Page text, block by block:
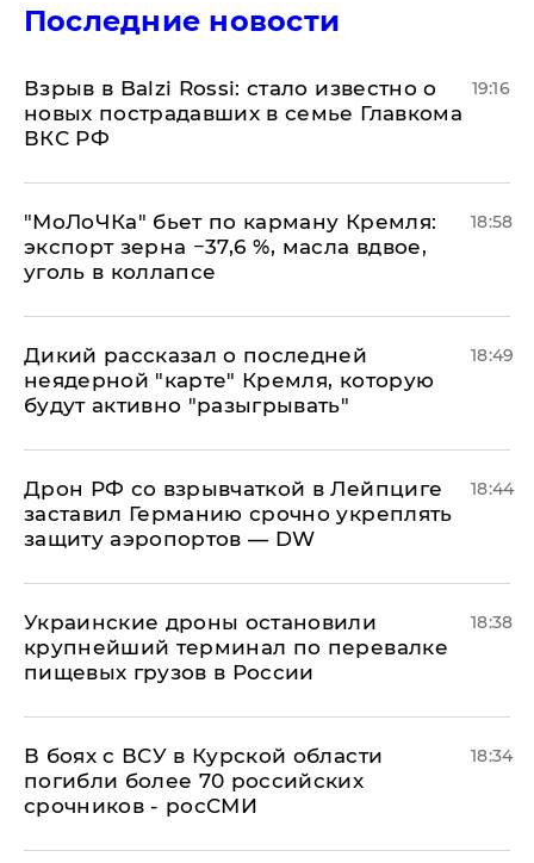
Последние новости
Взрыв в Balzi Rossi: стало известно о
новых пострадавших в семье Главкома
ВКС РФ
19:16
​"МоЛоЧКа" бьет по карману Кремля:
экспорт зерна −37,6 %, масла вдвое,
уголь в коллапсе
18:58
Дикий рассказал о последней
неядерной "карте" Кремля, которую
будут активно "разыгрывать"
18:49
​Дрон РФ со взрывчаткой в Лейпциге
заставил Германию срочно укреплять
защиту аэропортов — DW
18:44
Украинские дроны остановили
крупнейший терминал по перевалке
пищевых грузов в России
18:38
В боях с ВСУ в Курской области
погибли более 70 российских
срочников - росСМИ
18:34